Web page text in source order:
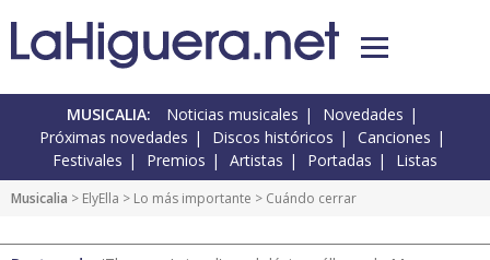
MUSICALIA: Noticias musicales
Novedades
Próximas novedades
Discos históricos
Canciones
Festivales
Premios Artistas Portadas Listas
Musicalia > ElyElla > Lo más importante > Cuándo cerrar